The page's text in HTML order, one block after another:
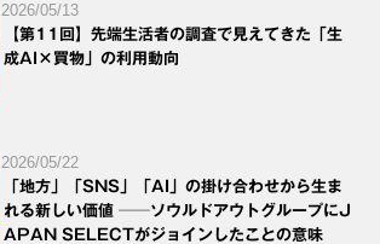
2026/05/13
【第11回】先端生活者の調査で見えてきた「生
成AI×買物」の利用動向
2026/05/22
「地方」「SNS」「AI」の掛け合わせから生ま
れる新しい価値 ──ソウルドアウトグループにJ
APAN SELECTがジョインしたことの意味